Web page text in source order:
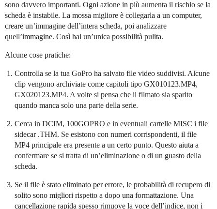
sono davvero importanti. Ogni azione in più aumenta il rischio se la
scheda è instabile. La mossa migliore è collegarla a un computer,
creare un’immagine dell’intera scheda, poi analizzare
quell’immagine. Così hai un’unica possibilità pulita.
Alcune cose pratiche:
Controlla se la tua GoPro ha salvato file video suddivisi. Alcune
clip vengono archiviate come capitoli tipo GX010123.MP4,
GX020123.MP4. A volte si pensa che il filmato sia sparito
quando manca solo una parte della serie.
Cerca in DCIM, 100GOPRO e in eventuali cartelle MISC i file
sidecar .THM. Se esistono con numeri corrispondenti, il file
MP4 principale era presente a un certo punto. Questo aiuta a
confermare se si tratta di un’eliminazione o di un guasto della
scheda.
Se il file è stato eliminato per errore, le probabilità di recupero di
solito sono migliori rispetto a dopo una formattazione. Una
cancellazione rapida spesso rimuove la voce dell’indice, non i